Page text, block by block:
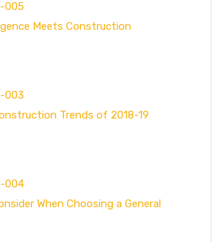
Meets Construction
Trends of 2018-19
When Choosing a General